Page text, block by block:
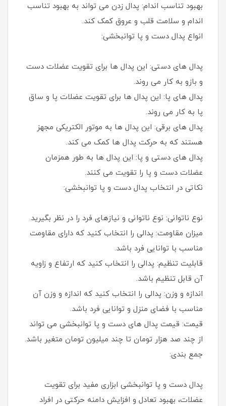
بهبود تناسب اندام: پدال زدن می تواند به بهبود تناسب
اندام و سلامت قلب و عروق کمک کند.
انواع پدال دست و پا توانبخشی:
پدال های دستی: این پدال ها برای تقویت عضلات دست
و بازو به کار می روند.
پدال های پا: این پدال ها برای تقویت عضلات پا و ساق
پا به کار می روند.
پدال های برقی: این پدال ها به موتور الکتریکی مجهز
هستند که به حرکت پدال ها کمک می کند.
پدال های دستی و پا: این پدال ها به طور همزمان
عضلات دست و پا را تقویت می کنند.
نکاتی در انتخاب پدال دست و پا توانبخشی:
نوع ناتوانی: نوع ناتوانی و نیازهای فرد را در نظر بگیرید.
میزان مقاومت: پدالی را انتخاب کنید که دارای مقاومت
مناسب با توانایی فرد باشد.
قابلیت تنظیم: پدالی را انتخاب کنید که ارتفاع و زاویه
آن قابل تنظیم باشد.
اندازه و وزن: پدالی را انتخاب کنید که اندازه و وزن آن
مناسب با فضای منزل و توانایی فرد باشد.
قیمت: قیمت پدال های دست و پا توانبخشی می تواند
از چند صد هزار تومان تا چند میلیون تومان متغیر باشد.
جمع بندی:
پدال دست و پا توانبخشی ابزاری مفید برای تقویت
عضلات، بهبود تعادل و افزایش دامنه حرکتی در افراد